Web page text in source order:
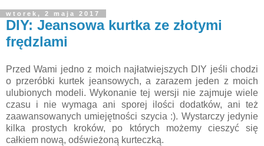
wtorek, 2 maja 2017
DIY: Jeansowa kurtka ze złotymi
frędzlami
Przed Wami jedno z moich najłatwiejszych DIY jeśli chodzi
o przeróbki kurtek jeansowych, a zarazem jeden z moich
ulubionych modeli. Wykonanie tej wersji nie zajmuje wiele
czasu i nie wymaga ani sporej ilości dodatków, ani też
zaawansowanych umiejętności szycia :). Wystarczy jedynie
kilka prostych kroków, po których możemy cieszyć się
całkiem nową, odświeżoną kurteczką.